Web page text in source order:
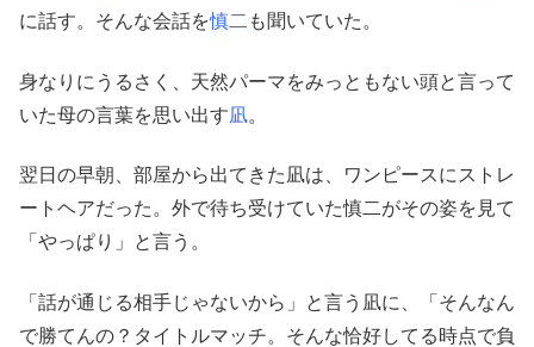
に話す。そんな会話を慎二 も聞いていた。
身なりにうるさく、天然パーマをみっともない頭と言って
いた母の言葉を思い出す凪。
翌日の早朝、部屋から出てきた凪は、ワンピースにストレ
ートヘアだった。外で待ち受けていた慎二がその姿を見て
「やっぱり」と言う。
「話が通じる相手じゃないから」と言う凪に、「そんなん
で勝てんの？タイトルマッチ。そんな恰好してる時点で負